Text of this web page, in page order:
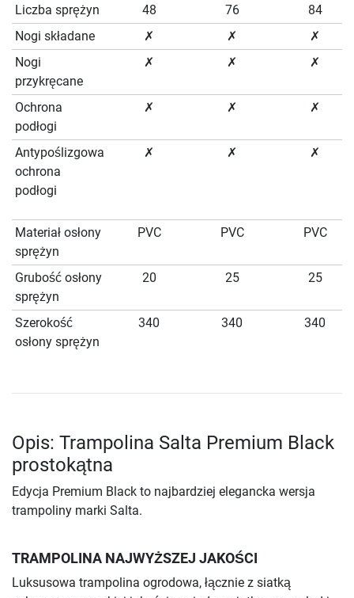
Liczba sprężyn 48 76
84
Nogi składane
✗ ✗
✗
Nogi
przykręcane
✗ ✗ ✗
Ochrona
podłogi
✗ ✗ ✗
Antypoślizgowa
ochrona
podłogi
✗ ✗ ✗
Materiał osłony
sprężyn
PVC PVC PVC
Grubość osłony
sprężyn
20 25 25
Szerokość
osłony sprężyn
340 340 340
Opis: Trampolina Salta Premium Black
prostokątna
Edycja Premium Black to najbardziej elegancka wersja
trampoliny marki Salta.
TRAMPOLINA NAJWYŻSZEJ JAKOŚCI
Luksusowa trampolina ogrodowa, łącznie z siatką